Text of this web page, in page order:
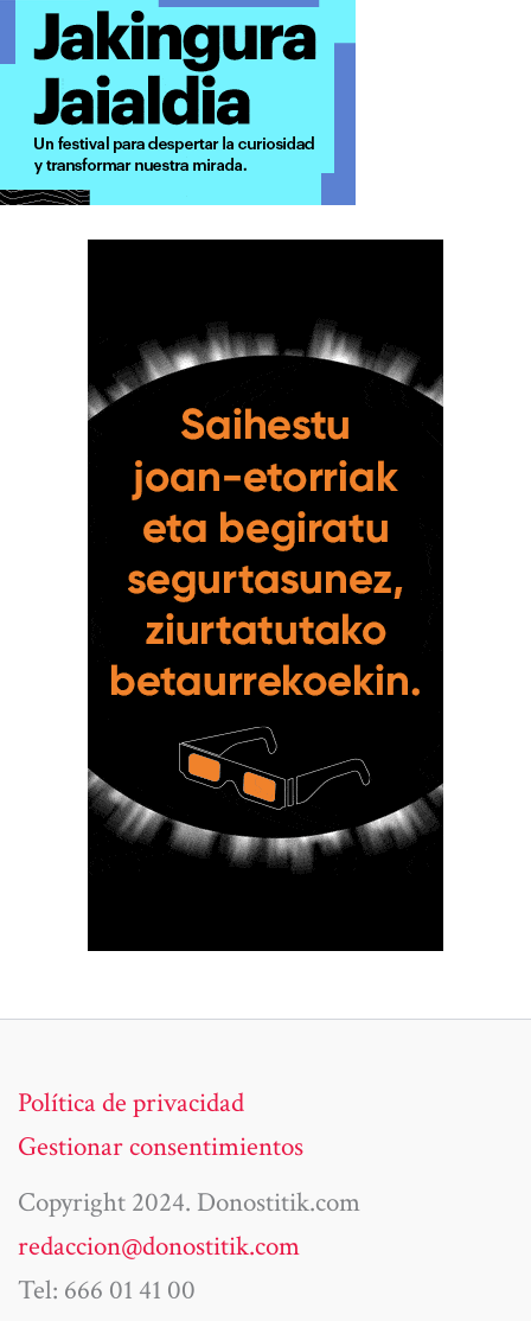
Política de privacidad
Gestionar consentimientos
Copyright 2024. Donostitik.com
redaccion@donostitik.com
Tel: 666 01 41 00